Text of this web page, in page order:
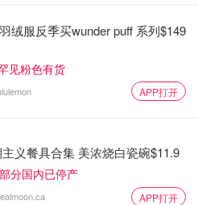
绒服反季买wunder puff 系列$149
见粉色有货
APP打开
义餐具合集 美浓烧白瓷碗$11.9
分国内已停产
APP打开